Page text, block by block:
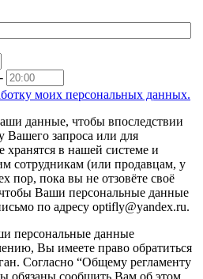
-
моих персональных данных.
данные, чтобы впоследствии
Вашего запроса или для
хранятся в нашей системе и
сотрудникам (или продавцам, у
пор, пока вы не отзовёте своё
Ваши персональные данные
по адресу optifly@yandex.ru.
персональные данные
Вы имеете право обратиться
Согласно “Общему регламенту
обязаны сообщить Вам об этом